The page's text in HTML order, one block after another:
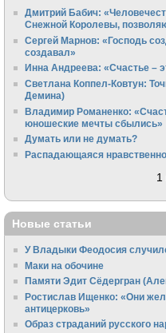
Дмитрий Бабич:
Снежной Королевы,
Сергей Марнов: «Господь
создавал»
Инна Андреева: «Счастье –
Светлана Коппел-Ковтун:
Демина)
Владимир Романенко:
юношеские мечты сбылись»
Думать или не думать?
Распадающаяся
1
Новые статьи
У Владыки Феодосия
Маки на обочине
Памяти Эдит Сёдергран
Ростислав Ищенко: «Они
антицерковь»
Образ страданий русского